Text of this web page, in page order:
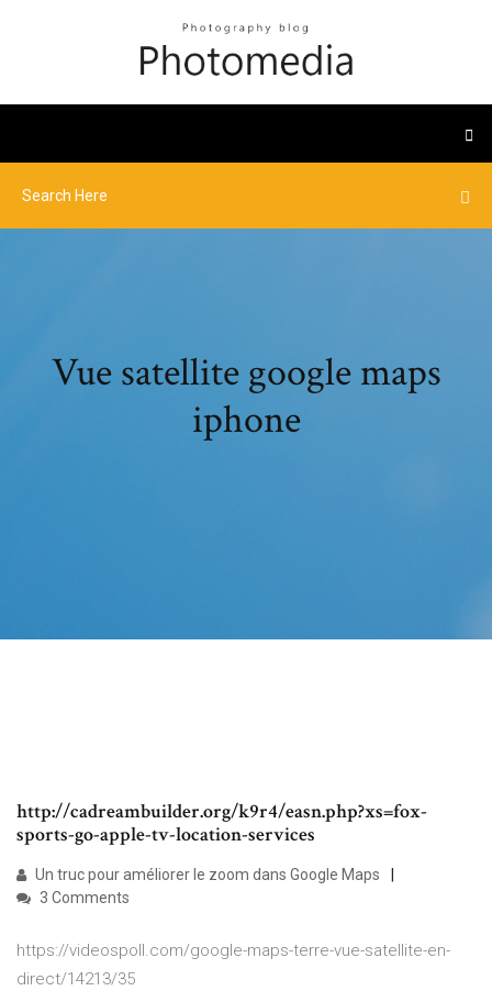
Vue satellite google maps
iphone
http://cadreambuilder.org/k9r4/easn.php?xs=fox-
sports-go-apple-tv-location-services
Un truc pour améliorer le zoom dans Google Maps
3 Comments
https://videospoll.com/google-maps-terre-vue-satellite-en-
direct/14213/35